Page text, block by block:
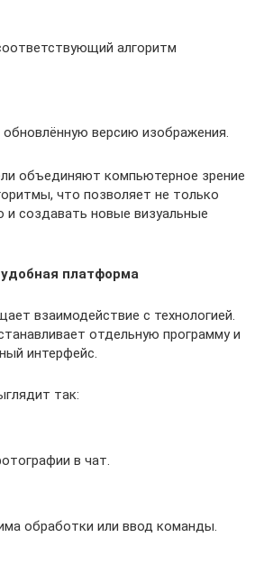
алгоритм
обновлённую версию изображения.
объединяют компьютерное зрение
что позволяет не только
и создавать новые визуальные
платформа
взаимодействие с технологией.
отдельную программу и
интерфейс.
так:
в чат.
обработки или ввод команды.